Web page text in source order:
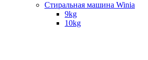
Стиральная машина Winia
9kg
10kg